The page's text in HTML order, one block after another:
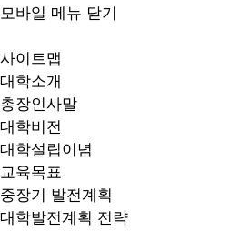
모바일 메뉴 닫기
사이트맵
대학소개
총장인사말
대학비전
대학설립이념
교육목표
중장기 발전계획
대학발전계획 전략